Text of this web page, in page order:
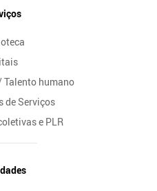
humano
de Serviços
e PLR